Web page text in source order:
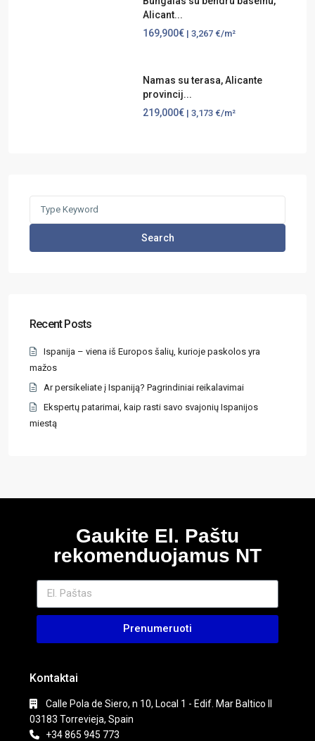
Alicant...
169,900€ | 3,267 €/m²
Namas su terasa, Alicante
provincij...
219,000€ | 3,173 €/m²
Search
Recent Posts
Ispanija – viena iš Europos šalių, kurioje paskolos yra
mažos
Ar persikeliate į Ispaniją? Pagrindiniai reikalavimai
Ekspertų patarimai, kaip rasti savo svajonių Ispanijos
miestą
Gaukite El. Paštu
rekomenduojamus NT
Prenumeruoti
Kontaktai
Calle Pola de Siero, n 10, Local 1 - Edif. Mar Baltico II
03183 Torrevieja, Spain
+34 865 945 773